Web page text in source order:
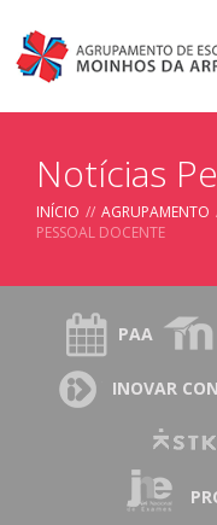
Notícias
INÍCIO // AGRUPAMENTO
PESSOAL DOCENTE
PAA
INOVAR